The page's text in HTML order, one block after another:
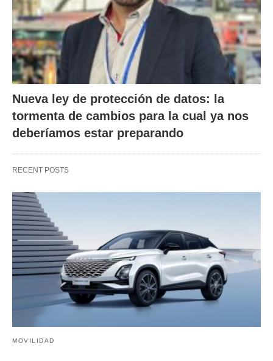
Nueva ley de protección de datos: la
tormenta de cambios para la cual ya nos
deberíamos estar preparando
RECENT POSTS
MOVILIDAD